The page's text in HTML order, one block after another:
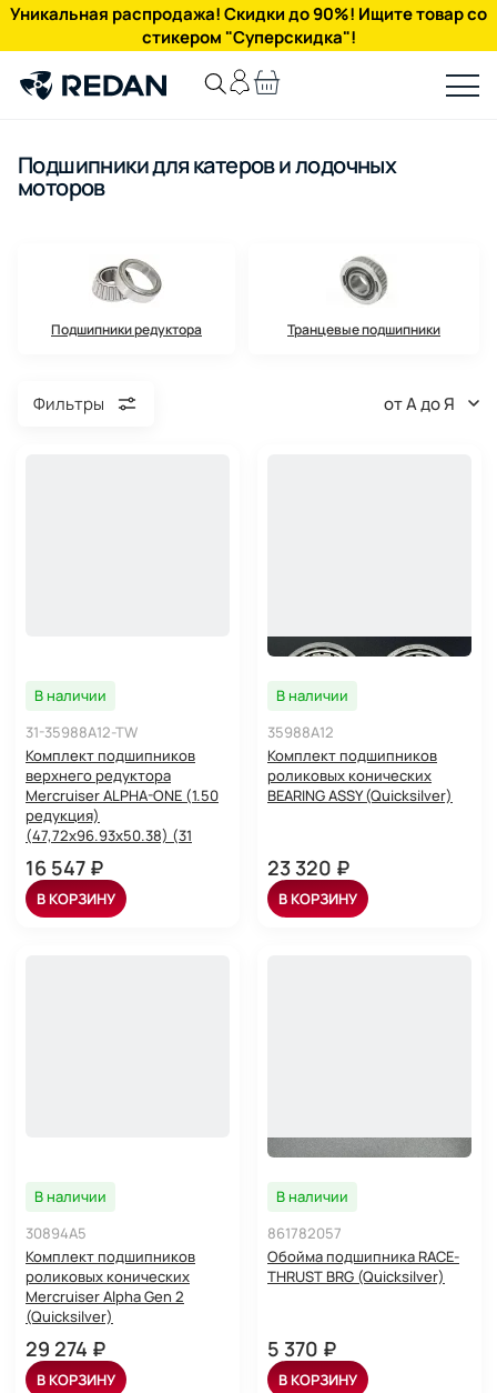
Уникальная распродажа! Скидки до 90%! Ищите товар со
стикером "Суперскидка"!
Подшипники для катеров и лодочных
моторов
Подшипники редуктора Транцевые подшипники
Фильтры от А до Я
В наличии
31-35988A12-TW
Комплект подшипников
верхнего редуктора
Mercruiser ALPHA-ONE (1.50
редукция)
(47,72x96.93x50.38) (31
16 547 ₽
В КОРЗИНУ
В наличии
35988A12
Комплект подшипников
роликовых конических
BEARING ASSY (Quicksilver)
23 320 ₽
В КОРЗИНУ
В наличии
30894A5
Комплект подшипников
роликовых конических
Mercruiser Alpha Gen 2
(Quicksilver)
29 274 ₽
В КОРЗИНУ
В наличии
861782057
Обойма подшипника RACE-
THRUST BRG (Quicksilver)
5 370 ₽
В КОРЗИНУ